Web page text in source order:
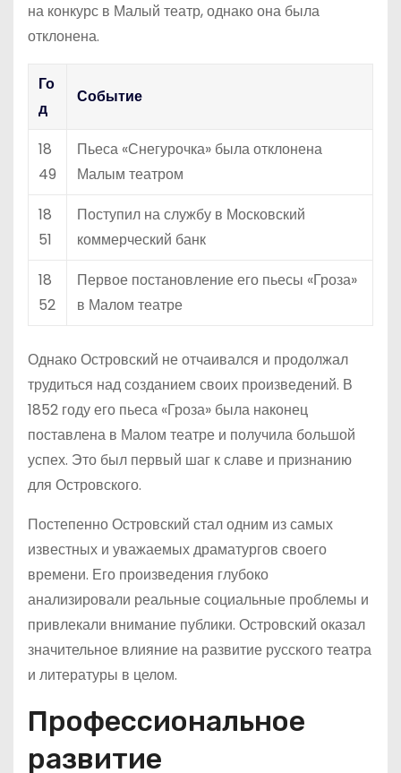
на конкурс в Малый театр, однако она была
отклонена.
Го
д
Событие
18
49
Пьеса «Снегурочка» была отклонена
Малым театром
18
51
Поступил на службу в Московский
коммерческий банк
18
52
Первое постановление его пьесы «Гроза»
в Малом театре
Однако Островский не отчаивался и продолжал
трудиться над созданием своих произведений. В
1852 году его пьеса «Гроза» была наконец
поставлена в Малом театре и получила большой
успех. Это был первый шаг к славе и признанию
для Островского.
Постепенно Островский стал одним из самых
известных и уважаемых драматургов своего
времени. Его произведения глубоко
анализировали реальные социальные проблемы и
привлекали внимание публики. Островский оказал
значительное влияние на развитие русского театра
и литературы в целом.
Профессиональное
развитие